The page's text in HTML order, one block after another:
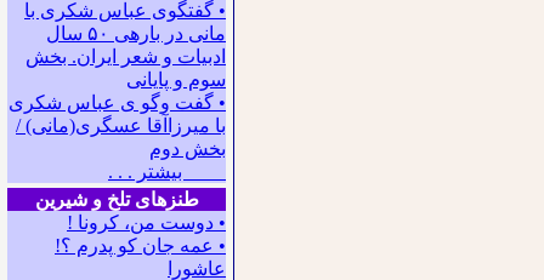
• گفتگوی عباس شکری با
مانی در باره‍ی ۵۰ سال
ادبیات و شعر ایران. بخش
سوم و پایانی
• گفت وگو ی عباس شکری
با میرزاآقا عسگری(مانی) /
بخش دوم
بیشتر . . .
طنزهای تلخ و شیرین
• دوست من، کرونا !
• ﻋﻤﻪ ﺟﺎﻥ ﻛﻮ ﭘﺪﺭﻡ ؟!
عاشورا